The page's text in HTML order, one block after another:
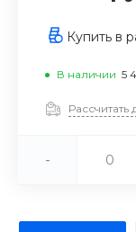
Купить в
В наличии 5
Рассчитать
-